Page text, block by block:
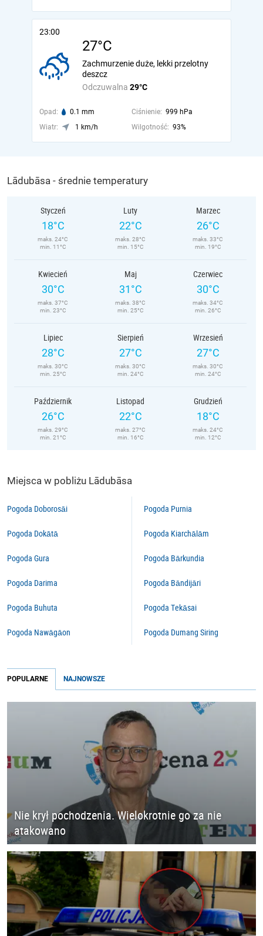
23:00
27°C
Odczuwalna 29°C
Zachmurzenie duże, lekki przelotny
deszcz
Opad: 0.1 mm Ciśnienie: 999 hPa
Wiatr:
1 km/h Wilgotność: 93%
Lādubāsa - średnie temperatury
Styczeń
18°C
maks. 24°C
min. 11°C
Luty
22°C
maks. 28°C
min. 15°C
Marzec
26°C
maks. 33°C
min. 19°C
Kwiecień
30°C
maks. 37°C
min. 23°C
Maj
31°C
maks. 38°C
min. 25°C
Czerwiec
30°C
maks. 34°C
min. 26°C
Lipiec
28°C
maks. 30°C
min. 25°C
Sierpień
27°C
maks. 30°C
min. 24°C
Wrzesień
27°C
maks. 30°C
min. 24°C
Październik
26°C
maks. 29°C
min. 21°C
Listopad
22°C
maks. 27°C
min. 16°C
Grudzień
18°C
maks. 24°C
min. 12°C
Miejsca w pobliżu Lādubāsa
Pogoda Doborosāi
Pogoda Dokātā
Pogoda Gura
Pogoda Darima
Pogoda Buhuta
Pogoda Nawāgāon
Pogoda Purnia
Pogoda Kiarchālām
Pogoda Bārkundia
Pogoda Bāndijāri
Pogoda Tekāsai
Pogoda Dumang Siring
POPULARNE NAJNOWSZE
Nie krył pochodzenia. Wielokrotnie go za nie
atakowano